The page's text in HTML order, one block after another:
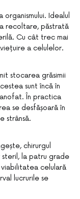
Idealul
recoltare, păstrată
Cu cât trec mai
a celulelor.
stocarea grăsimii
sunt încă în
În practica
se desfășoară în
strânsă.
chirurgul
la patru grade
viabilitatea celulară
lucrurile se